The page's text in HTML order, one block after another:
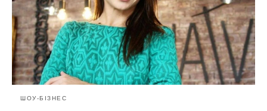
ШОУ-БІЗНЕС